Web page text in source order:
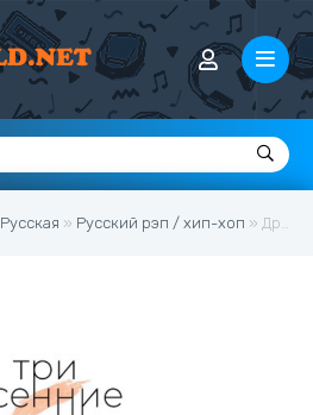
Русская » Русский рэп / хип-хоп » Драгни - Молодые мы